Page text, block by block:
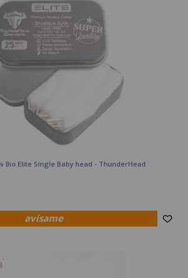
avísame
Bio Elite Single Baby head - ThunderHead